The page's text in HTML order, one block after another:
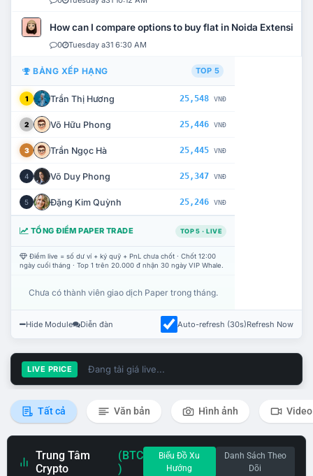
How can I compare options to buy flat in Noida Extension?
0 Tuesday a31 6:30 AM
BẢNG XẾP HẠNG TOP 5
1 Trần Thị Hương 25,548 VNĐ
2 Võ Hữu Phong 25,446 VNĐ
3 Trần Ngọc Hà 25,445 VNĐ
4 Võ Duy Phong 25,347 VNĐ
5 Đặng Kim Quỳnh 25,246 VNĐ
TỔNG ĐIỂM PAPER TRADE TOP 5 · LIVE
Điểm live = số dư ví + ký quỹ + PnL chưa chốt · Chốt 12:00
ngày cuối tháng · Top 1 trên 20.000 đ nhận 30 ngày VIP Whale.
Chưa có thành viên giao dịch Paper trong tháng.
Hide Module Diễn đàn Auto-refresh (30s)Refresh Now
LIVE PRICE Đang tải giá live...
Tất cả Văn bản Hình ảnh Video
Trung Tâm
Crypto
(BTC
)
Biểu Đồ Xu
Hướng
Danh Sách Theo
Dõi